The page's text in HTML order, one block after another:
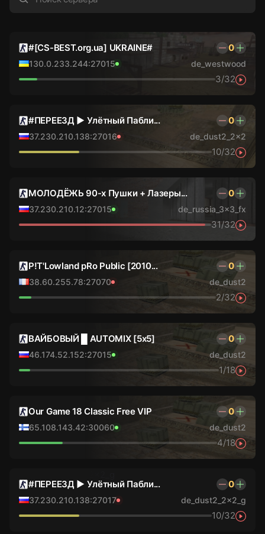
#[CS-BEST.org.ua] UKRAINE# 0
130.0.233.244:27015 de_westwood
3/32
#ПЕРЕЕЗД ► Улётный Пабли... 0
37.230.210.138:27016 de_dust2_2x2
10/32
МОЛОДЁЖЬ 90-х Пушки + Лазеры... 0
37.230.210.12:27015 de_russia_3x3_fx
31/32
P!T'Lowland pRo Public [2010... 0
38.60.255.78:27070 de_dust2
2/32
ВАЙБОВЫЙ █ AUTOMIX [5x5] 0
46.174.52.152:27015 de_dust2
1/18
Our Game 18 Classic Free VIP 0
65.108.143.42:30060 de_dust2
4/18
#ПЕРЕЕЗД ► Улётный Пабли... 0
37.230.210.138:27017 de_dust2_2x2_g
10/32